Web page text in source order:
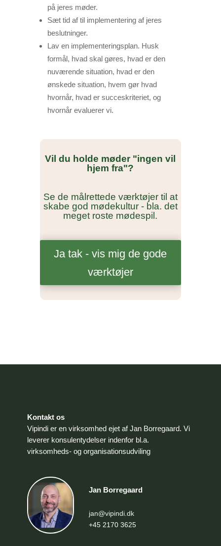
på jeres møder.
Sæt tid af til implementering af jeres
beslutninger.
Lav en implementeringsplan. Husk
formål, hvad skal gøres, hvad er den
nuværende situation, hvad er den
ønskede situation, hvem gør hvad
hvornår, hvad er succeskriteriet, og
hvornår evaluerer vi.
Vil du holde møder "ingen vil
hjem fra"?
Se de målrettede værktøjer til at
skabe god mødekultur - bla. det
meget roste mødespil.
Ja tak - vis mig de gode
værktøjer
Kontakt os
Vipindi er en virksomhed ejet af Jan Borregaard. Vi
leverer konsulentydelser indenfor bl.a.
virksomheds- og organisationsudviling
Jan Borregaard
jan@vipindi.dk
+45 2170 3625